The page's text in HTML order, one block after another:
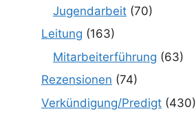
Jugendarbeit (70)
Leitung (163)
Mitarbeiterführung (63)
Rezensionen (74)
Verkündigung/Predigt (430)